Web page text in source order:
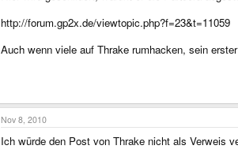
http://forum.gp2x.de/viewtopic.php?f=23&t=11059
Auch wenn viele auf Thrake rumhacken, sein
Nov 8, 2010
Ich würde den Post von Thrake nicht als Verweis